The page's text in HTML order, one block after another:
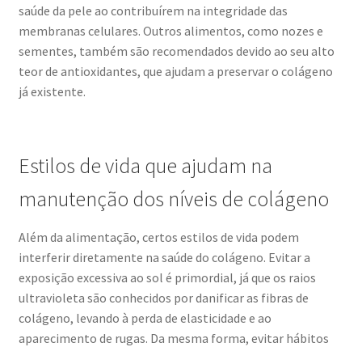
saúde da pele ao contribuírem na integridade das
membranas celulares. Outros alimentos, como nozes e
sementes, também são recomendados devido ao seu alto
teor de antioxidantes, que ajudam a preservar o colágeno
já existente.
Estilos de vida que ajudam na
manutenção dos níveis de colágeno
Além da alimentação, certos estilos de vida podem
interferir diretamente na saúde do colágeno. Evitar a
exposição excessiva ao sol é primordial, já que os raios
ultravioleta são conhecidos por danificar as fibras de
colágeno, levando à perda de elasticidade e ao
aparecimento de rugas. Da mesma forma, evitar hábitos